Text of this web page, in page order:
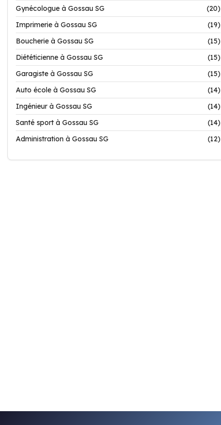
Gynécologue à Gossau SG
(20)
Imprimerie à Gossau SG
(19)
Boucherie à Gossau SG
(15)
Diététicienne à Gossau SG
(15)
Garagiste à Gossau SG
(15)
Auto école à Gossau SG
(14)
Ingénieur à Gossau SG
(14)
Santé sport à Gossau SG
(14)
Administration à Gossau SG
(12)